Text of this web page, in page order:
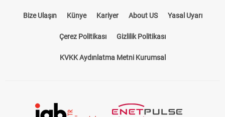
Bize Ulaşın Künye Kariyer About US Yasal Uyarı
Çerez Politikası Gizlilik Politikası
KVKK Aydınlatma Metni Kurumsal